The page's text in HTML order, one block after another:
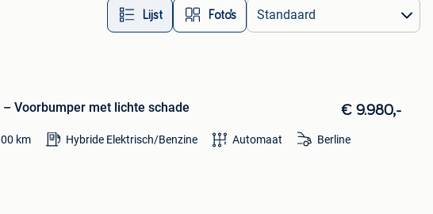
Lijst Foto’s
Voorbumper met lichte schade € 9.980,-
km Hybride Elektrisch/Benzine Automaat Berline